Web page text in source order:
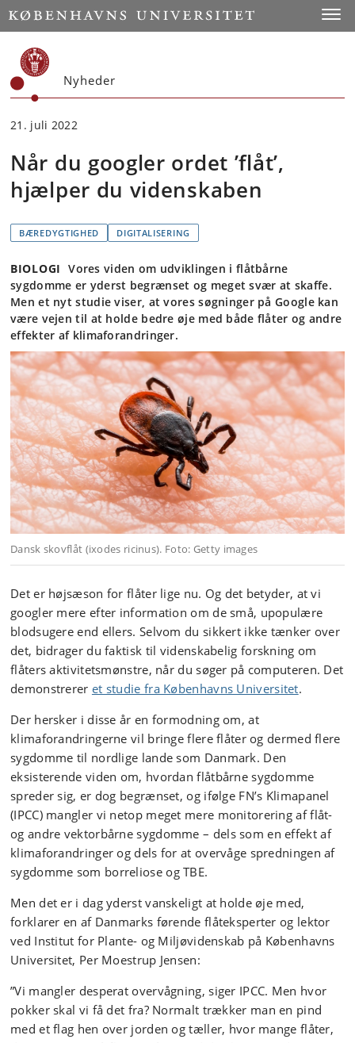
Start
Nyheder
21. juli 2022
Når du googler ordet ’flåt’,
hjælper du videnskaben
BÆREDYGTIGHED DIGITALISERING
BIOLOGI Vores viden om udviklingen i flåtbårne
sygdomme er yderst begrænset og meget svær at skaffe.
Men et nyt studie viser, at vores søgninger på Google kan
være vejen til at holde bedre øje med både flåter og andre
effekter af klimaforandringer.
Dansk skovflåt (ixodes ricinus). Foto: Getty images
Det er højsæson for flåter lige nu. Og det betyder, at vi
googler mere efter information om de små, upopulære
blodsugere end ellers. Selvom du sikkert ikke tænker over
det, bidrager du faktisk til videnskabelig forskning om
flåters aktivitetsmønstre, når du søger på computeren. Det
demonstrerer et studie fra Københavns Universitet.
Der hersker i disse år en formodning om, at
klimaforandringerne vil bringe flere flåter og dermed flere
sygdomme til nordlige lande som Danmark. Den
eksisterende viden om, hvordan flåtbårne sygdomme
spreder sig, er dog begrænset, og ifølge FN’s Klimapanel
(IPCC) mangler vi netop meget mere monitorering af flåt-
og andre vektorbårne sygdomme – dels som en effekt af
klimaforandringer og dels for at overvåge spredningen af
sygdomme som borreliose og TBE.
Men det er i dag yderst vanskeligt at holde øje med,
forklarer en af Danmarks førende flåteksperter og lektor
ved Institut for Plante- og Miljøvidenskab på Københavns
Universitet, Per Moestrup Jensen:
”Vi mangler desperat overvågning, siger IPCC. Men hvor
pokker skal vi få det fra? Normalt trækker man en pind
med et flag hen over jorden og tæller, hvor mange flåter,